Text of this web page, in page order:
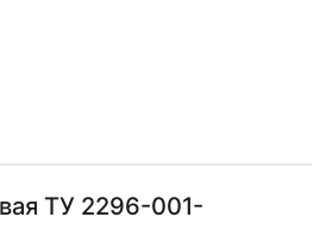
ТУ 2296-001-